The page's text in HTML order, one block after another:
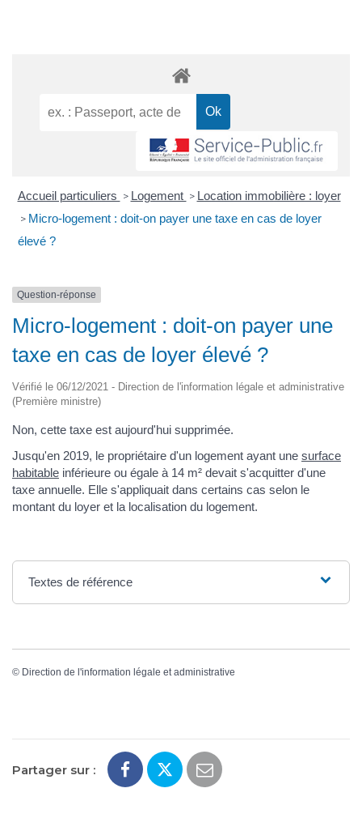
Accueil particuliers > Logement > Location immobilière : loyer
> Micro-logement : doit-on payer une taxe en cas de loyer
élevé ?
Question-réponse
Micro-logement : doit-on payer une
taxe en cas de loyer élevé ?
Vérifié le 06/12/2021 - Direction de l'information légale et administrative
(Première ministre)
Non, cette taxe est aujourd'hui supprimée.
Jusqu'en 2019, le propriétaire d'un logement ayant une surface
habitable inférieure ou égale à 14 m² devait s'acquitter d'une
taxe annuelle. Elle s'appliquait dans certains cas selon le
montant du loyer et la localisation du logement.
Textes de référence
© Direction de l'information légale et administrative
Partager sur :